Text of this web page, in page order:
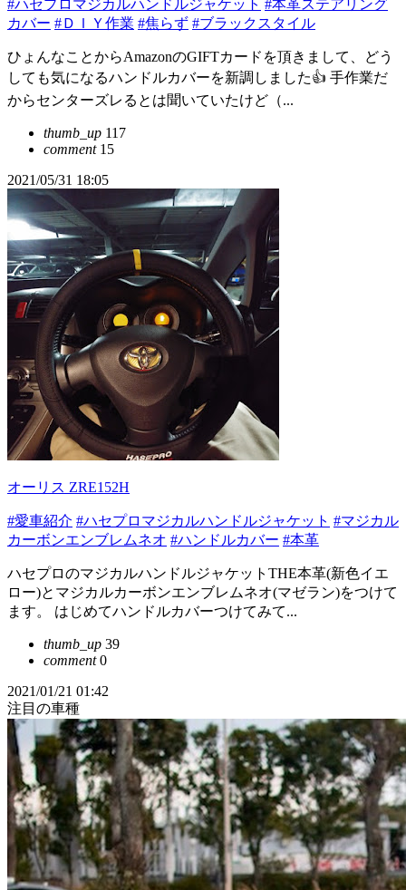
#ハセプロマジカルハンドルジャケット #本革ステアリング
カバー #ＤＩＹ作業 #焦らず #ブラックスタイル
ひょんなことからAmazonのGIFTカードを頂きまして、どう
しても気になるハンドルカバーを新調しました👍 手作業だ
からセンターズレるとは聞いていたけど（...
thumb_up 117
comment15
2021/05/31 18:05
オーリス ZRE152H
#愛車紹介 #ハセプロマジカルハンドルジャケット #マジカル
カーボンエンブレムネオ #ハンドルカバー #本革
ハセプロのマジカルハンドルジャケットTHE本革(新色イエ
ロー)とマジカルカーボンエンブレムネオ(マゼラン)をつけて
ます。 はじめてハンドルカバーつけてみて...
thumb_up 39
comment0
2021/01/21 01:42
注目の車種